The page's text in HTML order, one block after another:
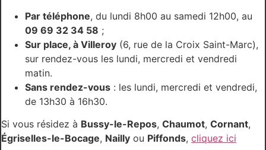
Par téléphone, du lundi 8h00 au samedi 12h00, au
09 69 32 34 58 ;
Sur place, à Villeroy (6, rue de la Croix Saint-Marc),
sur rendez-vous les lundi, mercredi et vendredi
matin.
Sans rendez-vous : les lundi, mercredi et vendredi,
de 13h30 à 16h30.
Si vous résidez à Bussy-le-Repos, Chaumot, Cornant,
Égriselles-le-Bocage, Nailly ou Piffonds, cliquez ici